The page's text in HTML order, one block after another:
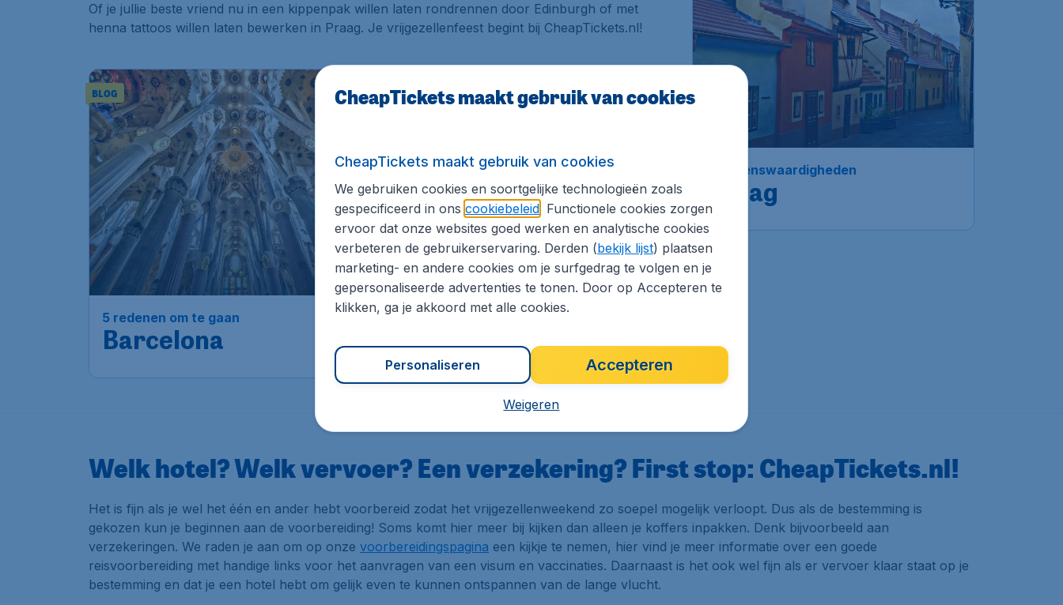
Of je jullie beste vriend nu in een kippenpak willen laten rondrennen door Edinburgh of met
henna tattoos willen laten bewerken in Praag. Je vrijgezellenfeest begint bij CheapTickets.nl!
5 bezienswaardigheden
Praag
BLOG
5 redenen om te gaan
Barcelona
Welk hotel? Welk vervoer? Een verzekering? First stop: CheapTickets.nl!
Het is fijn als je wel het één en ander hebt voorbereid zodat het vrijgezellenweekend zo soepel mogelijk verloopt. Dus als de bestemming is
gekozen kun je beginnen aan de voorbereiding! Soms komt hier meer bij kijken dan alleen je koffers inpakken. Denk bijvoorbeeld aan
verzekeringen. We raden je aan om op onze voorbereidingspagina een kijkje te nemen, hier vind je meer informatie over een goede
reisvoorbereiding met handige links voor het aanvragen van een visum en vaccinaties. Daarnaast is het ook wel fijn als er vervoer klaar staat op je
bestemming en dat je een hotel hebt om gelijk even te kunnen ontspannen van de lange vlucht.
CheapTickets maakt gebruik van cookies
CheapTickets maakt gebruik van cookies
We gebruiken cookies en soortgelijke technologieën zoals
gespecificeerd in ons cookiebeleid. Functionele cookies zorgen
ervoor dat onze websites goed werken en analytische cookies
verbeteren de gebruikerservaring. Derden (bekijk lijst) plaatsen
marketing- en andere cookies om je surfgedrag te volgen en je
gepersonaliseerde advertenties te tonen. Door op Accepteren te
klikken, ga je akkoord met alle cookies.
Accepteren
Personaliseren
Weigeren